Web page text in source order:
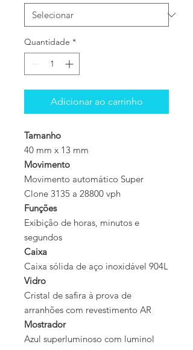
Quantidade *
Adicionar ao carrinho
Tamanho
40 mm x 13 mm
Movimento
Movimento automático Super
Clone 3135 a 28800 vph
Funções
Exibição de horas, minutos e
segundos
Caixa
Caixa sólida de aço inoxidável 904L
Vidro
Cristal de safira à prova de
arranhões com revestimento AR
Mostrador
Azul superluminoso com luminol